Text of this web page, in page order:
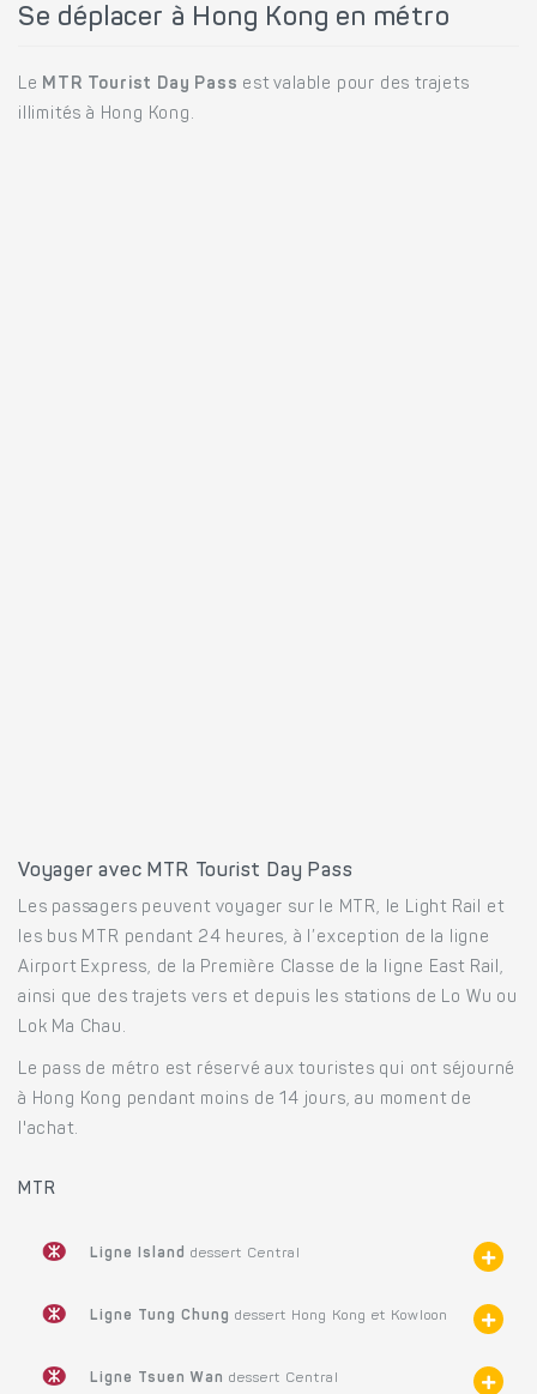
Se déplacer à Hong Kong en métro
Le MTR Tourist Day Pass est valable pour des trajets
illimités à Hong Kong.
Voyager avec MTR Tourist Day Pass
Les passagers peuvent voyager sur le MTR, le Light Rail et
les bus MTR pendant 24 heures, à l’exception de la ligne
Airport Express, de la Première Classe de la ligne East Rail,
ainsi que des trajets vers et depuis les stations de Lo Wu ou
Lok Ma Chau.
Le pass de métro est réservé aux touristes qui ont séjourné
à Hong Kong pendant moins de 14 jours, au moment de
l'achat.
MTR
Ligne Island dessert Central
Ligne Tung Chung dessert Hong Kong et Kowloon
Ligne Tsuen Wan dessert Central